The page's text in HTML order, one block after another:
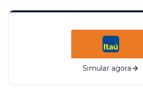
Simular agora